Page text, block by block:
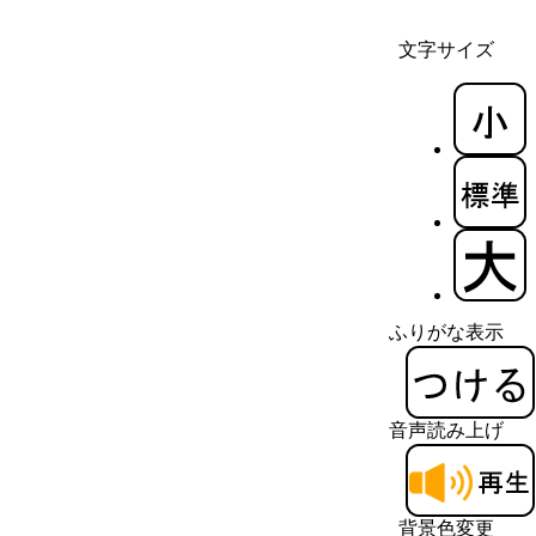
文字サイズ
ふりがな表示
音声読み上げ
背景色変更